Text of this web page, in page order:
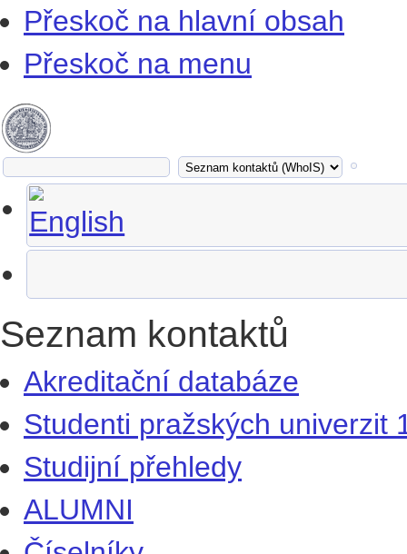
Přeskoč na hlavní obsah
Přeskoč na menu
Seznam kontaktů
Akreditační databáze
Studenti pražských univerzit
Studijní přehledy
ALUMNI